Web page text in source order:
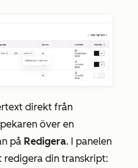
direkt från
över en
på Redigera. I panelen
redigera din transkript: